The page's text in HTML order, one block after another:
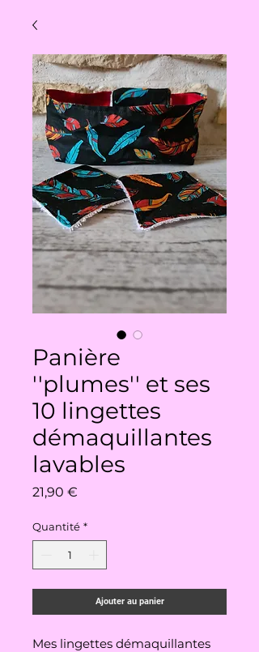
Panière
''plumes'' et ses
10 lingettes
démaquillantes
lavables
21,90 €
Quantité *
Ajouter au panier
Mes lingettes démaquillantes